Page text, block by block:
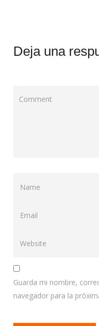
Deja una
Guarda mi nombre,
navegador para la